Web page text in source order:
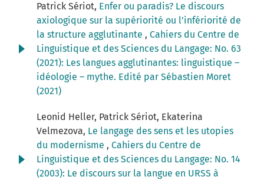
Patrick Sériot, Enfer ou paradis? Le discours
axiologique sur la supériorité ou l’infériorité de
la structure agglutinante , Cahiers du Centre de
Linguistique et des Sciences du Langage: No. 63
(2021): Les langues agglutinantes: linguistique –
idéologie – mythe. Edité par Sébastien Moret
(2021)
Leonid Heller, Patrick Sériot, Ekaterina
Velmezova, Le langage des sens et les utopies
du modernisme , Cahiers du Centre de
Linguistique et des Sciences du Langage: No. 14
(2003): Le discours sur la langue en URSS à